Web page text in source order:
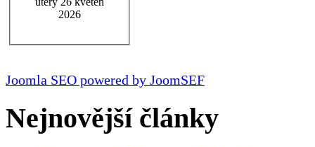
2026
Joomla SEO powered by JoomSEF
Nejnovější články